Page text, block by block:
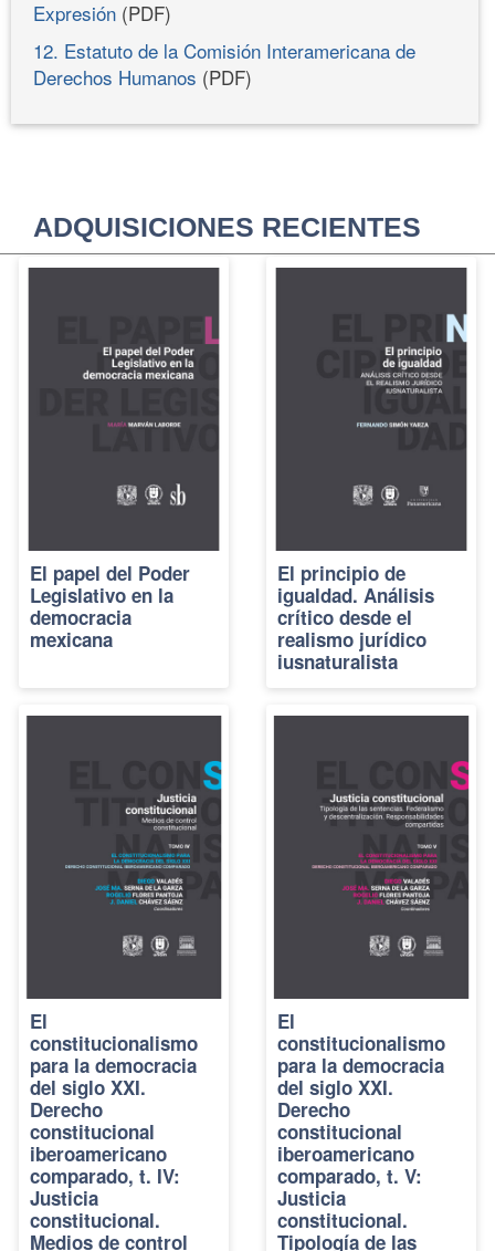
Expresión (PDF)
12. Estatuto de la Comisión Interamericana de
Derechos Humanos (PDF)
ADQUISICIONES RECIENTES
El papel del Poder
Legislativo en la
democracia
mexicana
El principio de
igualdad. Análisis
crítico desde el
realismo jurídico
iusnaturalista
El
constitucionalismo
para la democracia
del siglo XXI.
Derecho
constitucional
iberoamericano
comparado, t. IV:
Justicia
constitucional.
Medios de control
El
constitucionalismo
para la democracia
del siglo XXI.
Derecho
constitucional
iberoamericano
comparado, t. V:
Justicia
constitucional.
Tipología de las